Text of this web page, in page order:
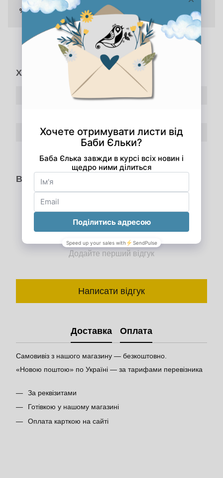
% Увійтидля відображення накопичувальної знижки
До обраного Порівняти
Характеристики
Спідниця
Колір одягу Синій
Відгуки
Додайте перший відгук
Написати відгук
Доставка Оплата
Самовивіз з нашого магазину — безкоштовно.
«Новою поштою» по Україні — за тарифами перевізника
За реквізитами
Готівкою у нашому магазині
Оплата карткою на сайті